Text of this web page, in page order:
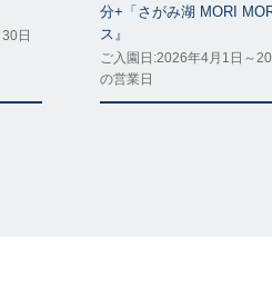
日
分+「さがみ湖 MORI
ス』
ご入園日:2026年4月1日～
の営業日